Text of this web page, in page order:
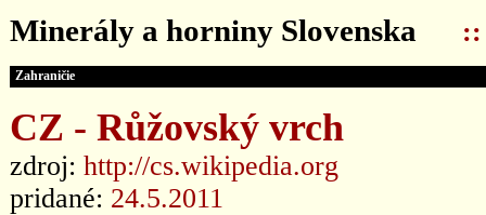
Minerály a horniny Slovenska ::
Zahraničie
CZ - Růžovský vrch
zdroj: http://cs.wikipedia.org
pridané: 24.5.2011